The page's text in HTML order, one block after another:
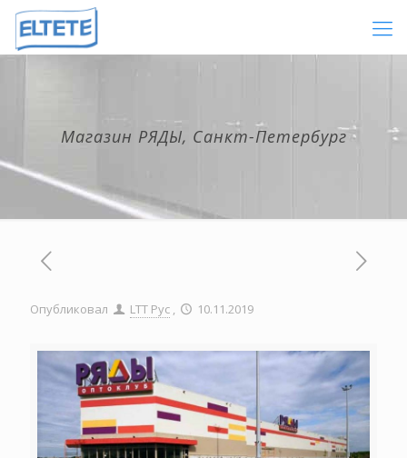
Магазин РЯДЫ, Санкт-Петербург
Опубликовал LTT Рус , 10.11.2019